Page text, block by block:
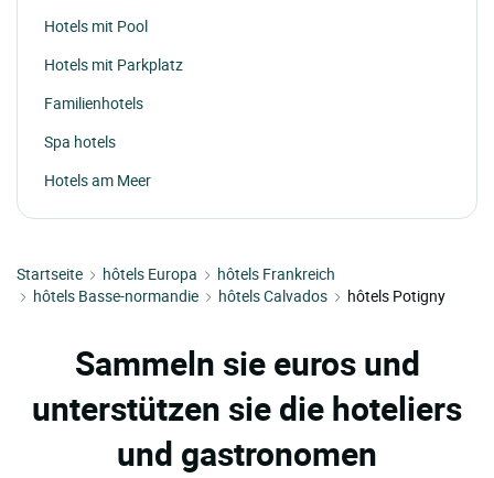
Hotels mit Pool
Hotels mit Parkplatz
Familienhotels
Spa hotels
Hotels am Meer
Startseite hôtels Europa
hôtels Frankreich
hôtels Basse-normandie
hôtels Calvados hôtels Potigny
Sammeln sie euros und
unterstützen sie die hoteliers
und gastronomen